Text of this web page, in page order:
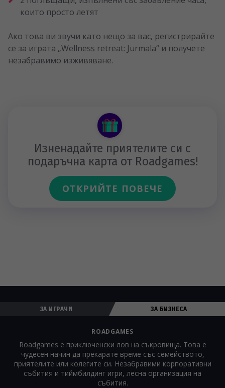
които просто летят
Ако това ви звучи като нещо за вас, регистрирайте
се за играта „Wellness retreat: Jurmala“ и получете
незабравимо изживяване.
Изненадайте приятелите си с
подаръчна карта от Roadgames!
ОТКРИЙТЕ ПОВЕЧЕ
ЗА ИГРАЧИ ЗА БИЗНЕСА
ROADGAMES
Roadgames е приключенски лов на съкровища. Това е
чудесен начин да прекарате време със семейството,
приятелите или колегите си. Незабравими корпоративни
събития и тиймбилдинг игри, лесна организация на
събития.